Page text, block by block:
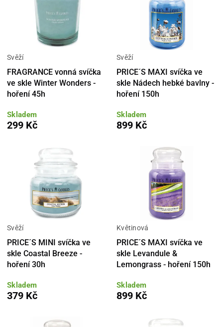
Svěží
FRAGRANCE vonná svíčka
ve skle Winter Wonders -
hoření 45h
Skladem
299 Kč
Svěží
PRICE´S MAXI svíčka ve
skle Nádech hebké bavlny -
hoření 150h
Skladem
899 Kč
Svěží
PRICE´S MINI svíčka ve
skle Coastal Breeze -
hoření 30h
Skladem
379 Kč
Květinová
PRICE´S MAXI svíčka ve
skle Levandule &
Lemongrass - hoření 150h
Skladem
899 Kč